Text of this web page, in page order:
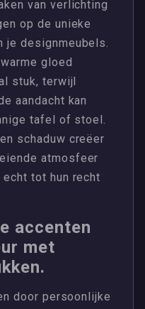
van verlichting
op de unieke
je designmeubels.
gloed
stuk, terwijl
aandacht kan
tafel of stoel.
schaduw creëer
atmosfeer
tot hun recht
accenten
met
door persoonlijke